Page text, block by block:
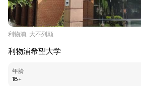
利物浦, 大不列颠
利物浦希望大学
年龄
18+